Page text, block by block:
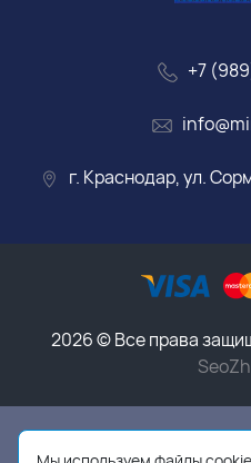
+7
г. Краснодар, ул.
2026 © Все права
Данный интернет-
информационный